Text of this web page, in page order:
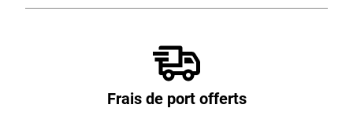
Frais de port offerts